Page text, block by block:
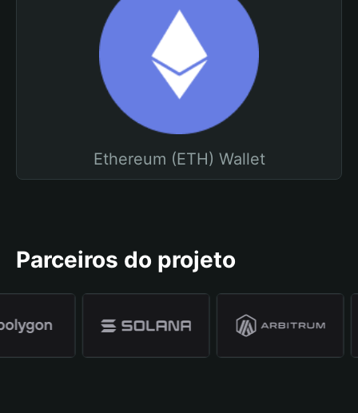
Ethereum (ETH) Wallet
Parceiros do projeto